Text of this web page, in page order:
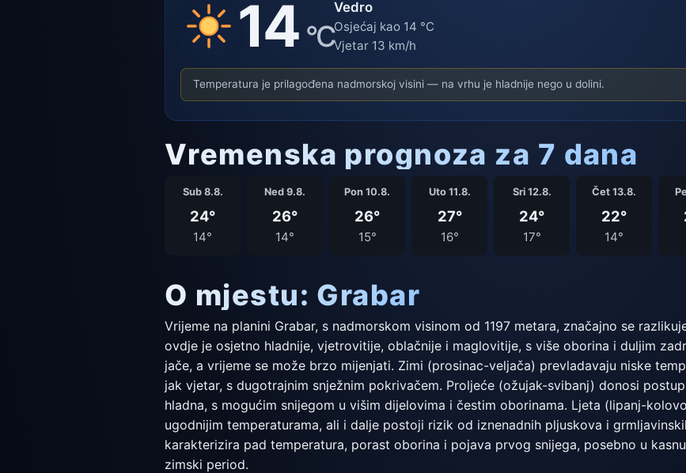
14 °C
Vedro
Osjećaj kao 14 °C
Vjetar 13 km/h
Temperatura je prilagođena nadmorskoj visini — na vrhu je hladnije nego u dolini.
Vremenska prognoza za 7 dana
Sub 8.8.
24°
14°
Ned 9.8.
26°
14°
Pon 10.8.
26°
15°
Uto 11.8.
27°
16°
Sri 12.8.
24°
17°
Čet 13.8.
22°
14°
O mjestu: Grabar
Vrijeme na planini Grabar, s nadmorskom visinom od 1197 metara, značajno se
ovdje je osjetno hladnije, vjetrovitije, oblačnije i maglovitije, s više oborina i duljim
jače, a vrijeme se može brzo mijenjati. Zimi (prosinac-veljača) prevladavaju niske
jak vjetar, s dugotrajnim snježnim pokrivačem. Proljeće (ožujak-svibanj) donosi
hladna, s mogućim snijegom u višim dijelovima i čestim oborinama. Ljeta (lipanj-
ugodnijim temperaturama, ali i dalje postoji rizik od iznenadnih pljuskova i
karakterizira pad temperatura, porast oborina i pojava prvog snijega, posebno u
zimski period.